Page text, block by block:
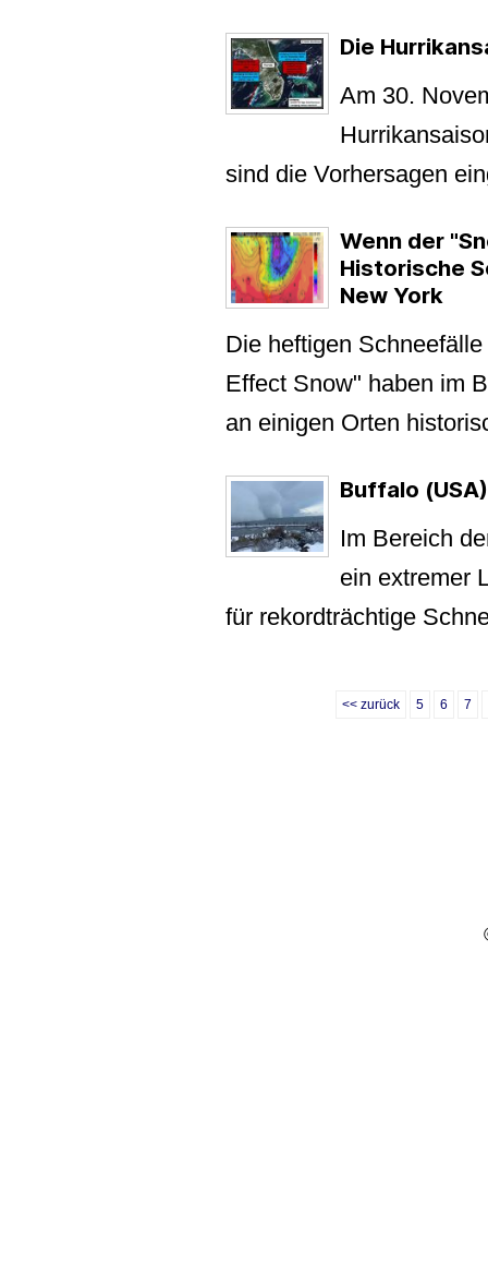
Die
Am 30.
sind die Vorhersagen
Wenn der
Historische
New York
Die heftigen
Effect Snow" haben im
an einigen Orten
Buffalo
Im Bereich
ein extremer
für rekordträchtige
<< zurück 5 6 7